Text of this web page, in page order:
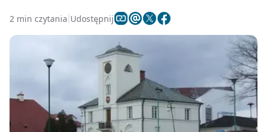
2 min czytania Udostępnij